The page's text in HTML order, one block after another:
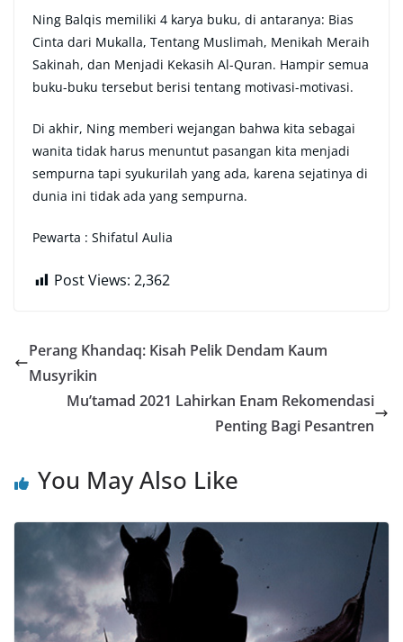
Ning Balqis memiliki 4 karya buku, di antaranya: Bias
Cinta dari Mukalla, Tentang Muslimah, Menikah Meraih
Sakinah, dan Menjadi Kekasih Al-Quran. Hampir semua
buku-buku tersebut berisi tentang motivasi-motivasi.
Di akhir, Ning memberi wejangan bahwa kita sebagai
wanita tidak harus menuntut pasangan kita menjadi
sempurna tapi syukurilah yang ada, karena sejatinya di
dunia ini tidak ada yang sempurna.
Pewarta : Shifatul Aulia
Post Views: 2,362
Perang Khandaq: Kisah Pelik Dendam Kaum
Musyrikin
Mu’tamad 2021 Lahirkan Enam Rekomendasi
Penting Bagi Pesantren
You May Also Like